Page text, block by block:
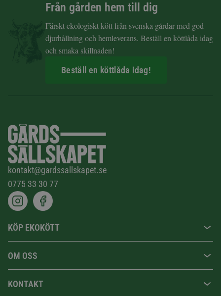
Från gården hem till dig
Färskt ekologiskt kött från svenska gårdar med god
djurhållning och hemleverans. Beställ en köttlåda idag
och smaka skillnaden!
Beställ en köttlåda idag!
kontakt@gardssallskapet.se
0775 33 30 77
KÖP EKOKÖTT
OM OSS
KONTAKT